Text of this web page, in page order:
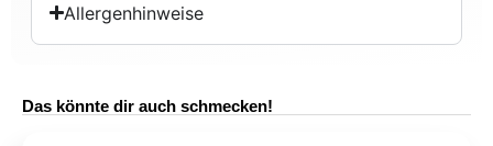
Allergenhinweise
Das könnte dir auch schmecken!